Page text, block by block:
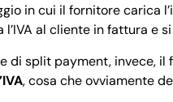
in cui il fornitore carica
al cliente in fattura e
di split payment, invece,
, cosa che ovviamente